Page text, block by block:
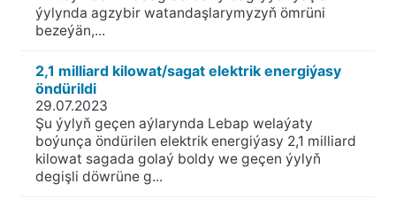
ýylynda agzybir watandaşlarymyzyň ömrüni
bezeýän,...
2,1 milliard kilowat/sagat elektrik energiýasy
öndürildi
29.07.2023
Şu ýylyň geçen aýlarynda Lebap welaýaty
boýunça öndürilen elektrik energiýasy 2,1 milliard
kilowat sagada golaý boldy we geçen ýylyň
degişli döwrüne g...